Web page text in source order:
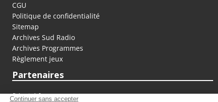
CGU
Politique de confidentialité
Sitemap
Archives Sud Radio
Archives Programmes
Règlement jeux
Partenaires
fiducial.fr